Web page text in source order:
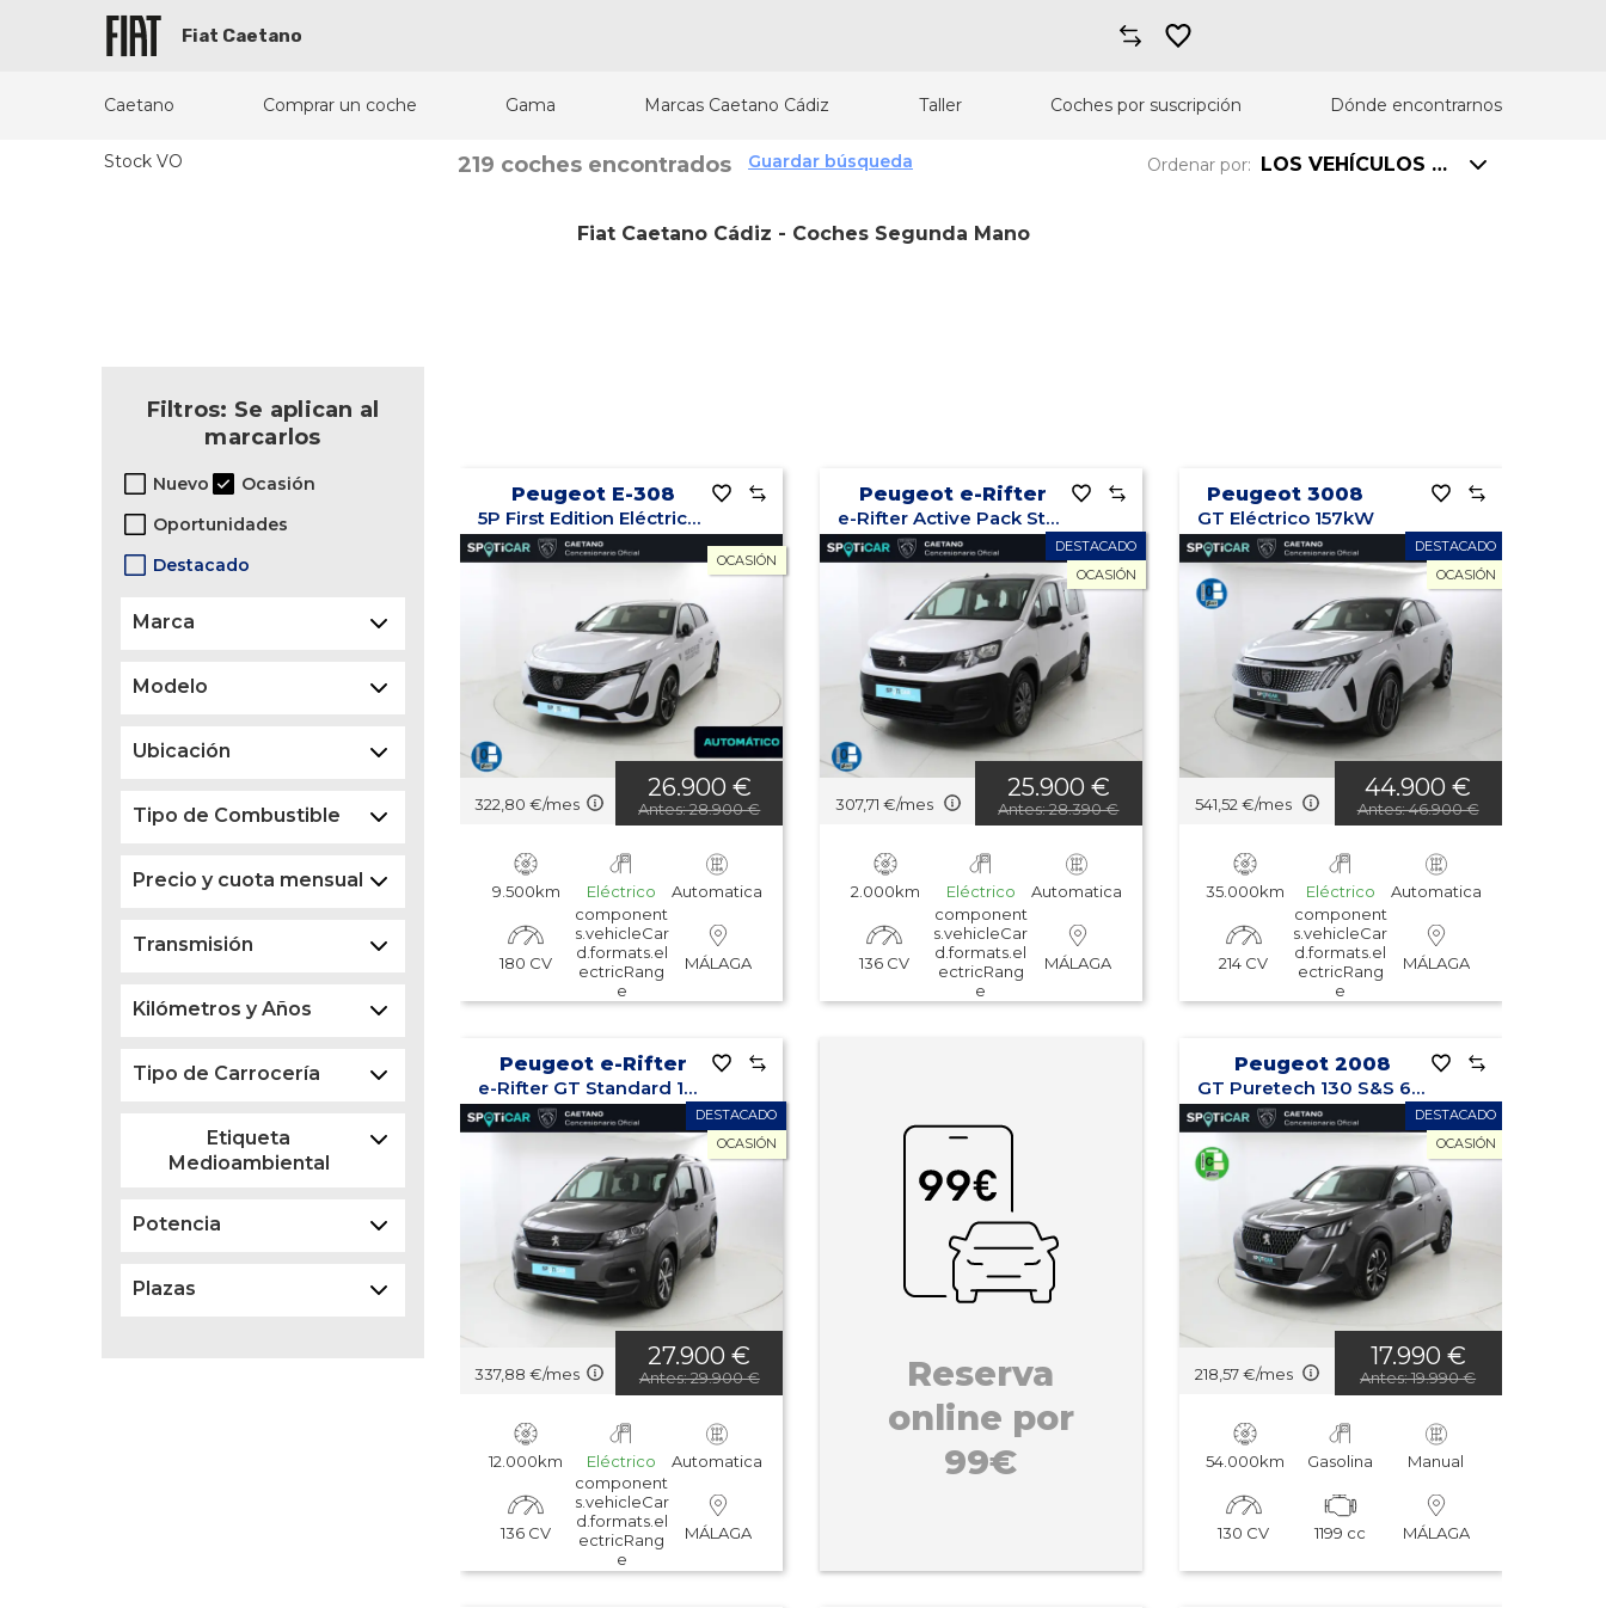
Fiat Caetano
Caetano Comprar un coche Gama Marcas Caetano Cádiz Taller Coches por suscripción Dónde encontrarnos
Stock VO
Fiat Caetano Cádiz - Coches Segunda Mano
Filtros: Se aplican al
marcarlos
Nuevo
Ocasión
Oportunidades
Destacado
Marca
Modelo
Ubicación
Tipo de Combustible
Precio y cuota mensual
Transmisión
Kilómetros y Años
Tipo de Carrocería
Etiqueta
Medioambiental
Potencia
Plazas
219 coches encontrados Guardar búsqueda Ordenar por: LOS VEHÍCULOS MÁS VISTOS
Año: menor a mayor
Potencia: mayor a
menor
Potencia: menor a
mayor
Los vehículos más
vistos
Última actualización
Peugeot E-308
5P First Edition Eléctrico 115kW (156CV)
OCASIÓN
322,80 €/mes
26.900 €
Antes: 28.900 €
9.500km Eléctrico Automatica
180 CV
component
s.vehicleCar
d.formats.el
ectricRang
e
MÁLAGA
Peugeot e-Rifter
e-Rifter Active Pack Standard 100kW
DESTACADO
OCASIÓN
307,71 €/mes
25.900 €
Antes: 28.390 €
2.000km Eléctrico Automatica
136 CV
component
s.vehicleCar
d.formats.el
ectricRang
e
MÁLAGA
Peugeot 3008
GT Eléctrico 157kW
DESTACADO
OCASIÓN
541,52 €/mes
44.900 €
Antes: 46.900 €
35.000km Eléctrico Automatica
214 CV
component
s.vehicleCar
d.formats.el
ectricRang
e
MÁLAGA
Peugeot e-Rifter
e-Rifter GT Standard 100kw
DESTACADO
OCASIÓN
337,88 €/mes
27.900 €
Antes: 29.900 €
12.000km Eléctrico Automatica
136 CV
component
s.vehicleCar
d.formats.el
ectricRang
e
MÁLAGA
Reserva
online por
99€
Peugeot 2008
GT Puretech 130 S&S 6 Vel. MAN
DESTACADO
OCASIÓN
218,57 €/mes
17.990 €
Antes: 19.990 €
54.000km Gasolina Manual
130 CV 1199 cc MÁLAGA